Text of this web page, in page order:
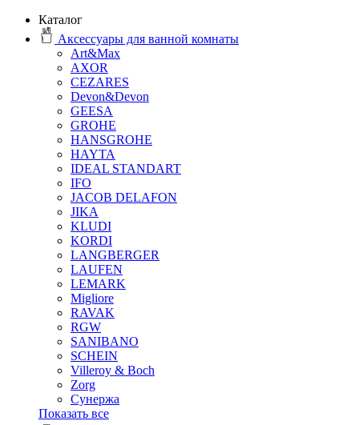
Каталог
Аксессуары для ванной комнаты
Art&Max
AXOR
CEZARES
Devon&Devon
GEESA
GROHE
HANSGROHE
HAYTA
IDEAL STANDART
IFO
JACOB DELAFON
JIKA
KLUDI
KORDI
LANGBERGER
LAUFEN
LEMARK
Migliore
RAVAK
RGW
SANIBANO
SCHEIN
Villeroy & Boch
Zorg
Сунержа
Показать все